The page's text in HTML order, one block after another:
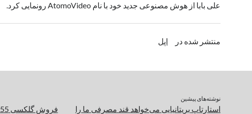
علی بابا از هوش مصنوعی جدید خود با نام AtomoVideo رونمایی کرد.
منتشر شده در اپل
نوشته‌های پیشین
استارتاپ بریتانیایی می‌خواهد قند مصرفی ما را